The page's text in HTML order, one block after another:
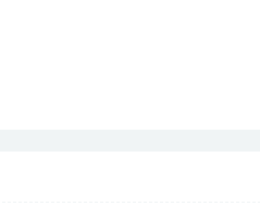
季班视频教程